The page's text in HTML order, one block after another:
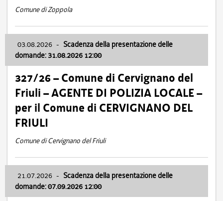
Comune di Zoppola
03.08.2026 - Scadenza della presentazione delle
domande: 31.08.2026 12:00
327/26 – Comune di Cervignano del
Friuli – AGENTE DI POLIZIA LOCALE –
per il Comune di CERVIGNANO DEL
FRIULI
Comune di Cervignano del Friuli
21.07.2026 - Scadenza della presentazione delle
domande: 07.09.2026 12:00